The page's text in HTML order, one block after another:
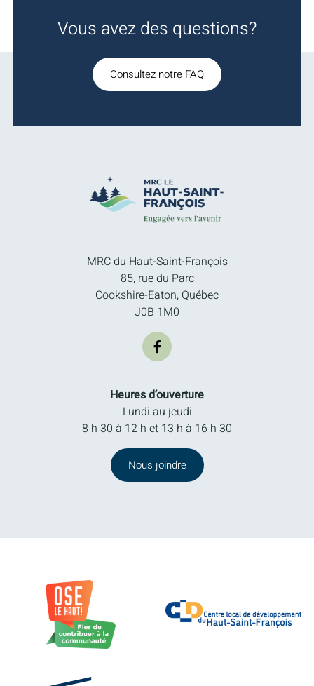
Vous avez des questions?
Consultez notre FAQ
MRC du Haut-Saint-François
85, rue du Parc
Cookshire-Eaton, Québec
J0B 1M0
Heures d’ouverture
Lundi au jeudi
8 h 30 à 12 h et 13 h à 16 h 30
Nous joindre